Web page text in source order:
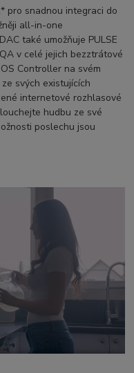
pro snadnou integraci do
all-in-one
také umožňuje PULSE
v celé jejich bezztrátové
Controller na svém
svých existujících
internetové rozhlasové
hudbu ze své
poslechu jsou